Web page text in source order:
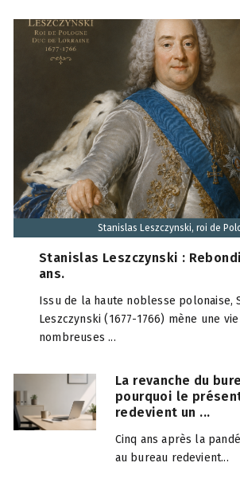
Stanislas Leszczynski, roi de
Stanislas Leszczynski :
ans.
Issu de la haute noblesse polonaise,
Leszczynski (1677-1766) mène une
nombreuses ...
La revanche du
pourquoi le
redevient un ...
Cinq ans après la
au bureau redevient...